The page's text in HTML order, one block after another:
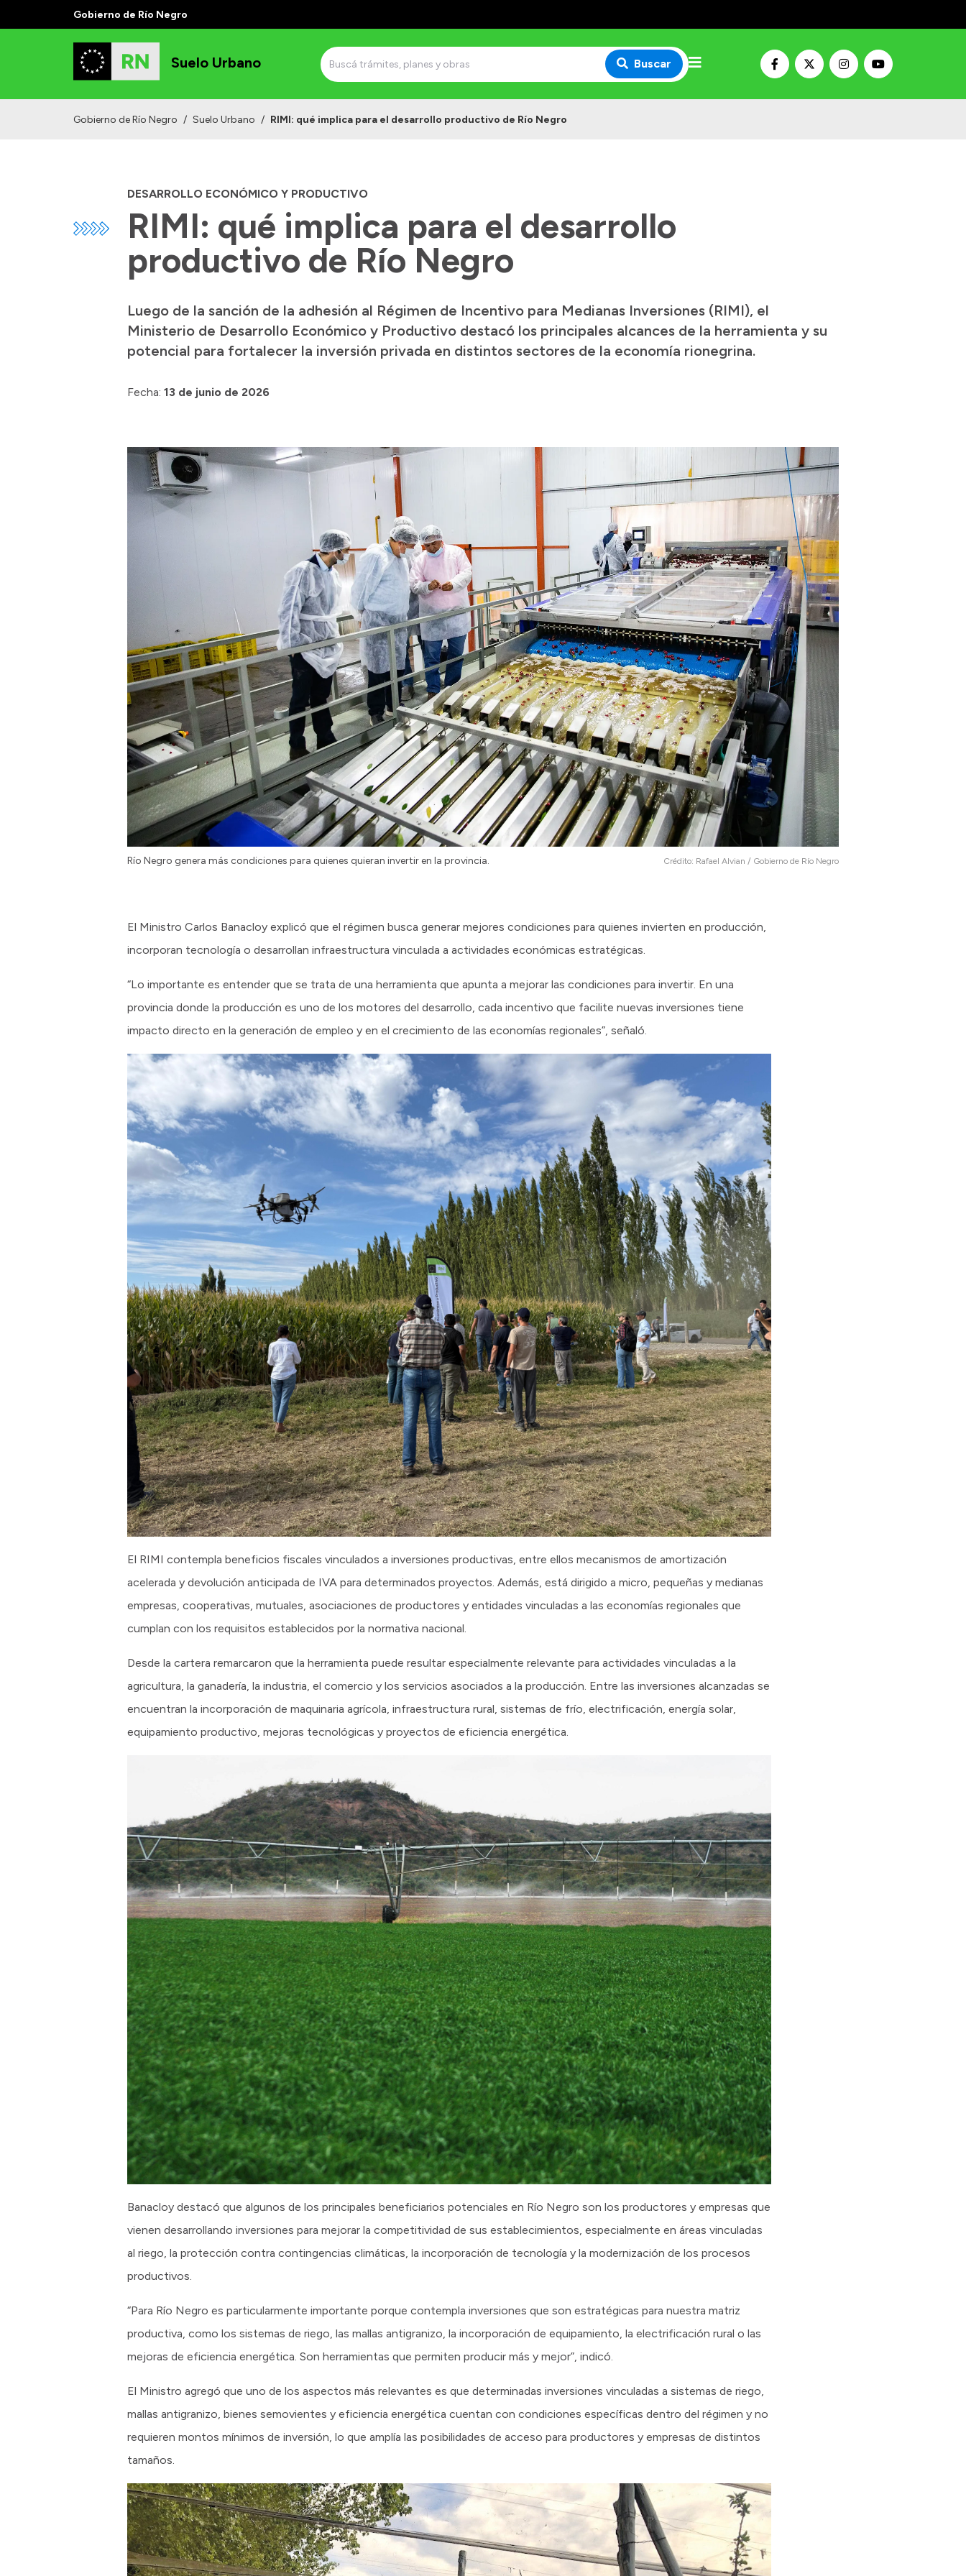
Gobierno de Río Negro
Suelo Urbano Buscar
Gobierno de Río Negro / Suelo Urbano / RIMI: qué implica para el desarrollo productivo de Río Negro
DESARROLLO ECONÓMICO Y PRODUCTIVO
RIMI: qué implica para el desarrollo
productivo de Río Negro
Luego de la sanción de la adhesión al Régimen de Incentivo para Medianas Inversiones (RIMI), el
Ministerio de Desarrollo Económico y Productivo destacó los principales alcances de la herramienta y su
potencial para fortalecer la inversión privada en distintos sectores de la economía rionegrina.
Fecha: 13 de junio de 2026
Río Negro genera más condiciones para quienes quieran invertir en la provincia. Crédito: Rafael Alvian / Gobierno de Río Negro
El Ministro Carlos Banacloy explicó que el régimen busca generar mejores condiciones para quienes invierten en producción,
incorporan tecnología o desarrollan infraestructura vinculada a actividades económicas estratégicas.
“Lo importante es entender que se trata de una herramienta que apunta a mejorar las condiciones para invertir. En una
provincia donde la producción es uno de los motores del desarrollo, cada incentivo que facilite nuevas inversiones tiene
impacto directo en la generación de empleo y en el crecimiento de las economías regionales”, señaló.
El RIMI contempla beneficios fiscales vinculados a inversiones productivas, entre ellos mecanismos de amortización
acelerada y devolución anticipada de IVA para determinados proyectos. Además, está dirigido a micro, pequeñas y medianas
empresas, cooperativas, mutuales, asociaciones de productores y entidades vinculadas a las economías regionales que
cumplan con los requisitos establecidos por la normativa nacional.
Desde la cartera remarcaron que la herramienta puede resultar especialmente relevante para actividades vinculadas a la
agricultura, la ganadería, la industria, el comercio y los servicios asociados a la producción. Entre las inversiones alcanzadas se
encuentran la incorporación de maquinaria agrícola, infraestructura rural, sistemas de frío, electrificación, energía solar,
equipamiento productivo, mejoras tecnológicas y proyectos de eficiencia energética.
Banacloy destacó que algunos de los principales beneficiarios potenciales en Río Negro son los productores y empresas que
vienen desarrollando inversiones para mejorar la competitividad de sus establecimientos, especialmente en áreas vinculadas
al riego, la protección contra contingencias climáticas, la incorporación de tecnología y la modernización de los procesos
productivos.
“Para Río Negro es particularmente importante porque contempla inversiones que son estratégicas para nuestra matriz
productiva, como los sistemas de riego, las mallas antigranizo, la incorporación de equipamiento, la electrificación rural o las
mejoras de eficiencia energética. Son herramientas que permiten producir más y mejor”, indicó.
El Ministro agregó que uno de los aspectos más relevantes es que determinadas inversiones vinculadas a sistemas de riego,
mallas antigranizo, bienes semovientes y eficiencia energética cuentan con condiciones específicas dentro del régimen y no
requieren montos mínimos de inversión, lo que amplía las posibilidades de acceso para productores y empresas de distintos
tamaños.